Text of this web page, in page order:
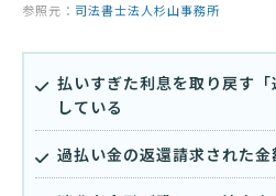
参照元： 司法書士法人杉山事務所
払いすぎた利息を取り戻す
している
過払い金の返還請求された